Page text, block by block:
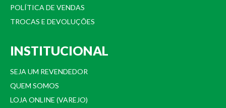
POLÍTICA DE VENDAS
TROCAS E DEVOLUÇÕES
INSTITUCIONAL
SEJA UM REVENDEDOR
QUEM SOMOS
LOJA ONLINE (VAREJO)